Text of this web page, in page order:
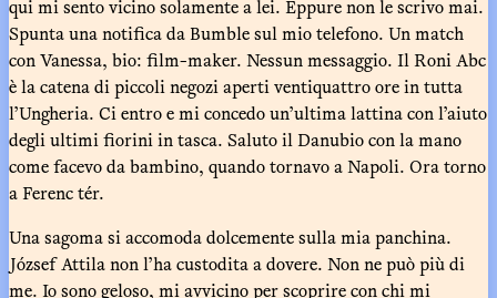
qui mi sento vicino solamente a lei. Eppure non le scrivo mai.
Spunta una notifica da Bumble sul mio telefono. Un match
con Vanessa, bio: film-maker. Nessun messaggio. Il Roni Abc
è la catena di piccoli negozi aperti ventiquattro ore in tutta
l’Ungheria. Ci entro e mi concedo un’ultima lattina con l’aiuto
degli ultimi fiorini in tasca. Saluto il Danubio con la mano
come facevo da bambino, quando tornavo a Napoli. Ora torno
a Ferenc tér.
Una sagoma si accomoda dolcemente sulla mia panchina.
József Attila non l’ha custodita a dovere. Non ne può più di
me. Io sono geloso, mi avvicino per scoprire con chi mi